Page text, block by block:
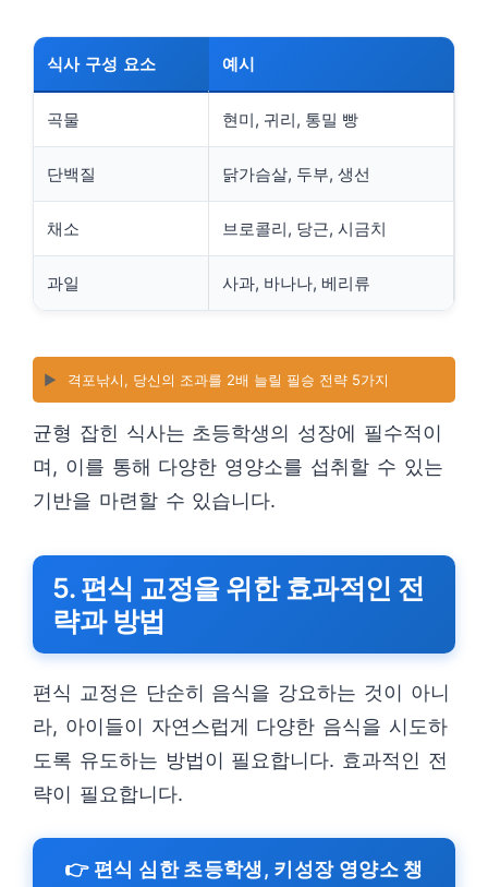
식사 구성 요소 예시
곡물 현미, 귀리, 통밀 빵
단백질 닭가슴살, 두부, 생선
채소 브로콜리, 당근, 시금치
과일 사과, 바나나, 베리류
▶️ 격포낚시, 당신의 조과를 2배 늘릴 필승 전략 5가지
균형 잡힌 식사는 초등학생의 성장에 필수적이
며, 이를 통해 다양한 영양소를 섭취할 수 있는
기반을 마련할 수 있습니다.
5. 편식 교정을 위한 효과적인 전
략과 방법
편식 교정은 단순히 음식을 강요하는 것이 아니
라, 아이들이 자연스럽게 다양한 음식을 시도하
도록 유도하는 방법이 필요합니다. 효과적인 전
략이 필요합니다.
👉 편식 심한 초등학생, 키성장 영양소 챙